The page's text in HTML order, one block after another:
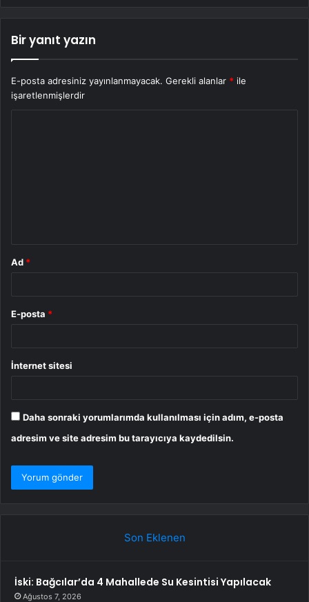
Bir yanıt yazın
E-posta adresiniz yayınlanmayacak. Gerekli alanlar * ile
işaretlenmişlerdir
Ad *
E-posta *
İnternet sitesi
Daha sonraki yorumlarımda kullanılması için adım, e-posta
adresim ve site adresim bu tarayıcıya kaydedilsin.
Son Eklenen
İski: Bağcılar’da 4 Mahallede Su Kesintisi Yapılacak
Ağustos 7, 2026